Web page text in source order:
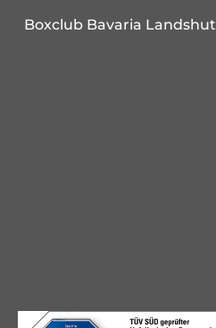
Boxclub Bavaria Landshut